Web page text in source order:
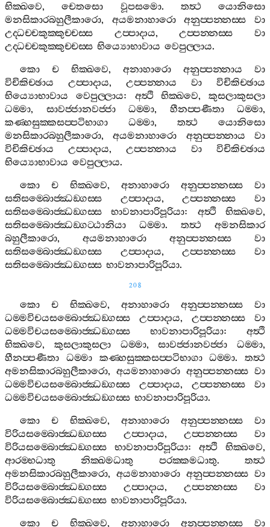
භික‍්ඛවෙ,චෙතසො වූපසමො. තත්‍ථ
යොනිසො
මනසිකාරබහුලීකාරො, අයමනාහාරො අනුප‍්පන‍්නස‍්ස
වා
උද‍්ධච‍්චකුක‍්කුච‍්චස‍්ස
උප‍්පාදාය,උප‍්පන‍්නස‍්ස
වා
උද‍්ධච‍්චකුක‍්කුච‍්චස‍්ස භිය්‍යොභාවාය වෙපුල‍්ලාය.
කො
ච භික‍්ඛවෙ, අනාහාරො අනුප‍්පන‍්නාය
වා
විචිකිච‍්ඡාය
උප‍්පාදාය, උප‍්පන‍්නාය වා
විචිකිච‍්ඡාය
භිය්‍යොභාවාය
වෙපුල‍්ලාය: අත්‍ථි භික‍්ඛවෙ, කුසලාකුසලා
ධම‍්මා, සාවජ‍්ජානවජ‍්ජා ධම‍්මා, හීනප‍්පණීතා ධම‍්මා,
කණ‍්හසුක‍්කසප‍්පටිභාගා
ධම‍්මා, තත්‍ථ
යොනිසො
මනසිකාරබහුලීකාරො,අයමනාහාරො අනුප‍්පන‍්නාය
වා
විචිකිච‍්ඡාය
උප‍්පාදාය, උප‍්පන‍්නාය වා
විචිකිච‍්ඡාය
භිය්‍යොභාවාය වෙපුල‍්ලාය.
කො
ච භික‍්ඛවෙ, අනාහාරො අනුප‍්පන‍්නස‍්ස
වා
සතිසම‍්බොජ‍්ඣඞ‍්ගස‍්ස
උප‍්පාදාය,උප‍්පන‍්නස‍්ස
වා
සතිසම‍්බොජ‍්ඣඞ‍්ගස‍්ස
භාවනාපාරිපූරියා: අත්‍ථි භික‍්ඛවෙ,
සතිසම‍්බොජ‍්ඣඞ‍්ගට‍්ඨානියා
ධම‍්මා. තත්‍ථ
අමනසිකාර
බහුලීකාරො, අයමනාහාරො අනුප‍්පන‍්නස‍්ස
වා
සතිසම‍්බොජ‍්ඣඞ‍්ගස‍්ස
උප‍්පාදාය,උප‍්පන‍්නස‍්ස
වා
සතිසම‍්බොජ‍්ඣඞ‍්ගස‍්ස භාවනාපාරිපූරියා.
208
කො ච භික‍්ඛවෙ, අනාහාරො අනුප‍්පන‍්නස‍්ස
වා
ධම‍්මවිචයසම‍්බොජ‍්ඣඞ‍්ගස‍්ස
උප‍්පාදාය, උප‍්පන‍්නස‍්ස
වා
ධම‍්මවිචයසම‍්බොජ‍්ඣඞ‍්ගස‍්ස
භාවනාපාරිපූරියා: අත්‍ථි
භික‍්ඛවෙ, කුසලාකුසලා ධම‍්මා,සාවජ‍්ජානවජ‍්ජා ධම‍්මා,
හීනප‍්පණීතා
ධම‍්මා කණ‍්හසුක‍්කසප‍්පටිභාගා ධම‍්මා. තත්‍ථ
අමනසිකාරබහුලීකාරො, අයමනාහාරො අනුප‍්පන‍්නස‍්ස වා
ධම‍්මවිචයසම‍්බොජ‍්ඣඞ‍්ගස‍්ස
උප‍්පාදාය, උප‍්පන‍්නස‍්ස
වා
ධම‍්මවිචයසම‍්බොජ‍්ඣඞ‍්ගස‍්ස භාවනාපාරිපූරියා.
කො
ච භික‍්ඛවෙ, අනාහාරො අනුප‍්පන‍්නස‍්ස
වා
විරියසම‍්බොජ‍්ඣඞ‍්ගස‍්ස
උප‍්පාදාය, උප‍්පන‍්නස‍්ස
වා
විරියසම‍්බොජ‍්ඣඞ‍්ගස‍්ස
භාවනාපාරිපූරියා:අත්‍ථි භික‍්ඛවෙ,
ආරම‍්භධාතු
නික‍්ඛමධාතු පරක‍්කමධාතු.තත්‍ථ
අමනසිකාරබහුලීකාරො, අයමනාහාරො අනුප‍්පන‍්නස‍්ස වා
විරියසම‍්බොජ‍්ඣඞ‍්ගස‍්ස
උප‍්පාදාය, උප‍්පන‍්නස‍්ස
වා
විරියසම‍්බොජ‍්ඣඞ‍්ගස‍්ස භාවනාපාරිපූරියා.
කො
ච භික‍්ඛවෙ, අනාහාරො අනුප‍්පන‍්නස‍්ස
වා